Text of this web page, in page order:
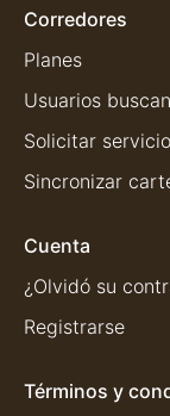
Corredores
Planes
Usuarios
Solicitar
Sincronizar
Cuenta
¿Olvidó su
Registrarse
Términos y